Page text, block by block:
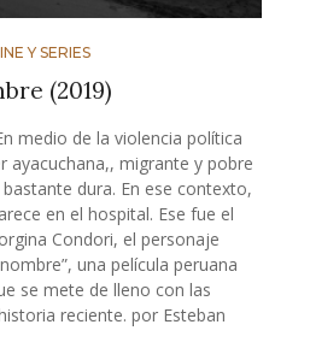
Y SERIES
(2019)
medio de la violencia política
ayacuchana,, migrante y pobre
dura. En ese contexto,
en el hospital. Ese fue el
Condori, el personaje
una película peruana
se mete de lleno con las
reciente. por Esteban